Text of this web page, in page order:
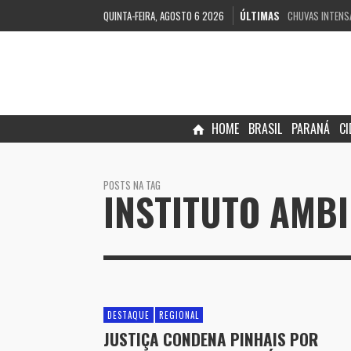
QUINTA-FEIRA, AGOSTO 6 2026 ÚLTIMAS CHUVAS
FORMAÇÃO DE
PROCON-PR
SECRETARIA
PCPR PRENDE
PCPR
CÂMARA DE
HOME BRASIL PARANÁ
POSTS NA TAG
INSTITUTO
DESTAQUE REGIONAL
JUSTIÇA CONDENA PINHAIS POR